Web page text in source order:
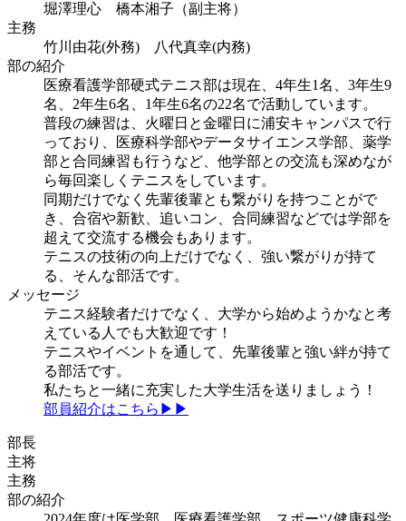
堀澤理心 橋本湘子（副主将）
主務
竹川由花(外務) 八代真幸(内務)
部の紹介
医療看護学部硬式テニス部は現在、4年生1名、3年生9
名、2年生6名、1年生6名の22名で活動しています。
普段の練習は、火曜日と金曜日に浦安キャンパスで行
っており、医療科学部やデータサイエンス学部、薬学
部と合同練習も行うなど、他学部との交流も深めなが
ら毎回楽しくテニスをしています。
同期だけでなく先輩後輩とも繋がりを持つことがで
き、合宿や新歓、追いコン、合同練習などでは学部を
超えて交流する機会もあります。
テニスの技術の向上だけでなく、強い繋がりが持て
る、そんな部活です。
メッセージ
テニス経験者だけでなく、大学から始めようかなと考
えている人でも大歓迎です！
テニスやイベントを通して、先輩後輩と強い絆が持て
る部活です。
私たちと一緒に充実した大学生活を送りましょう！
部員紹介はこちら▶▶
部長
主将
主務
部の紹介